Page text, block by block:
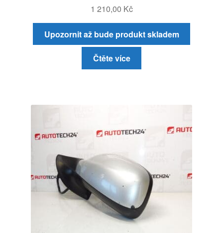
1 210,00 Kč
Upozornit až bude produkt skladem
Čtěte více